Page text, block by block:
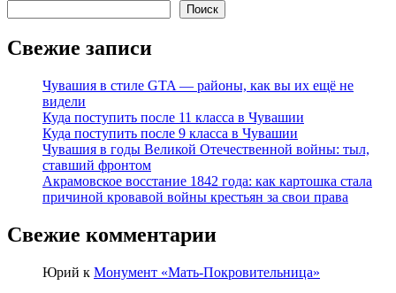
Поиск
Свежие записи
Чувашия в стиле GTA — районы, как вы их ещё не
видели
Куда поступить после 11 класса в Чувашии
Куда поступить после 9 класса в Чувашии
Чувашия в годы Великой Отечественной войны: тыл,
ставший фронтом
Акрамовское восстание 1842 года: как картошка стала
причиной кровавой войны крестьян за свои права
Свежие комментарии
Юрий к Монумент «Мать-Покровительница»